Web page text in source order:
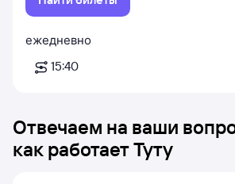
ежедневно
15:40
Отвечаем на ваши
как работает Туту